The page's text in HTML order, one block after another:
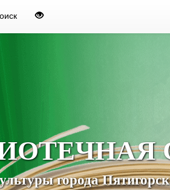
города